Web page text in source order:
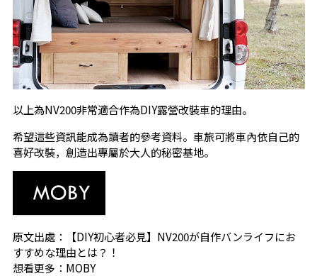
以上為NV200非常適合作為DIY露營改裝車的理由。
希望這些資訊能成為讀者的參考資料。車旅可將車內依自己的
喜好改裝，創造出專屬於大人的秘密基地。
原文出處：
【DIY初心者必見】NV200が自作バンライフにお
すすめな理由とは？！
想看更多： MOBY